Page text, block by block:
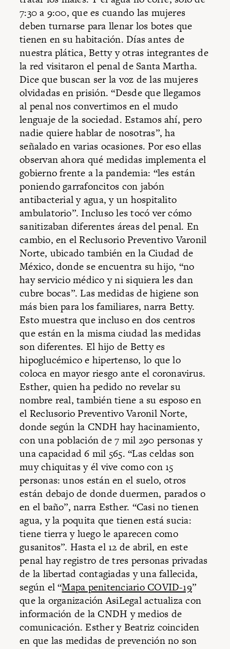
7:30 a 9:00, que es cuando las mujeres
deben turnarse para llenar los botes que
tienen en su habitación. Días antes de
nuestra plática, Betty y otras integrantes de
la red visitaron el penal de Santa Martha.
Dice que buscan ser la voz de las mujeres
olvidadas en prisión. “Desde que llegamos
al penal nos convertimos en el mudo
lenguaje de la sociedad. Estamos ahí, pero
nadie quiere hablar de nosotras”, ha
señalado en varias ocasiones. Por eso ellas
observan ahora qué medidas implementa el
gobierno frente a la pandemia: “les están
poniendo garrafoncitos con jabón
antibacterial y agua, y un hospitalito
ambulatorio”. Incluso les tocó ver cómo
sanitizaban diferentes áreas del penal. En
cambio, en el Reclusorio Preventivo Varonil
Norte, ubicado también en la Ciudad de
México, donde se encuentra su hijo, “no
hay servicio médico y ni siquiera les dan
cubre bocas”. Las medidas de higiene son
más bien para los familiares, narra Betty.
Esto muestra que incluso en dos centros
que están en la misma ciudad las medidas
son diferentes. El hijo de Betty es
hipoglucémico e hipertenso, lo que lo
coloca en mayor riesgo ante el coronavirus.
Esther, quien ha pedido no revelar su
nombre real, también tiene a su esposo en
el Reclusorio Preventivo Varonil Norte,
donde según la CNDH hay hacinamiento,
con una población de 7 mil 290 personas y
una capacidad 6 mil 565. “Las celdas son
muy chiquitas y él vive como con 15
personas: unos están en el suelo, otros
están debajo de donde duermen, parados o
en el baño”, narra Esther. “Casi no tienen
agua, y la poquita que tienen está sucia:
tiene tierra y luego le aparecen como
gusanitos”. Hasta el 12 de abril, en este
penal hay registro de tres personas privadas
de la libertad contagiadas y una fallecida,
según el “Mapa penitenciario COVID-19”
que la organización AsiLegal actualiza con
información de la CNDH y medios de
comunicación. Esther y Beatriz coinciden
en que las medidas de prevención no son